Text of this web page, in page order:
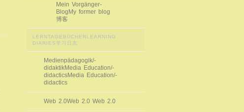
Mein Vorgänger-
BlogMy former blog
博客
LERNTAGEBÜCHER LEARNING
DIARIES学习日志
Medienpädagogik/-
didaktikMedia Education/-
didacticsMedia Education/-
didactics
Web 2.0Web 2.0 Web 2.0